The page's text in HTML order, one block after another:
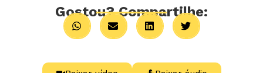
Gostou? Compartilhe: